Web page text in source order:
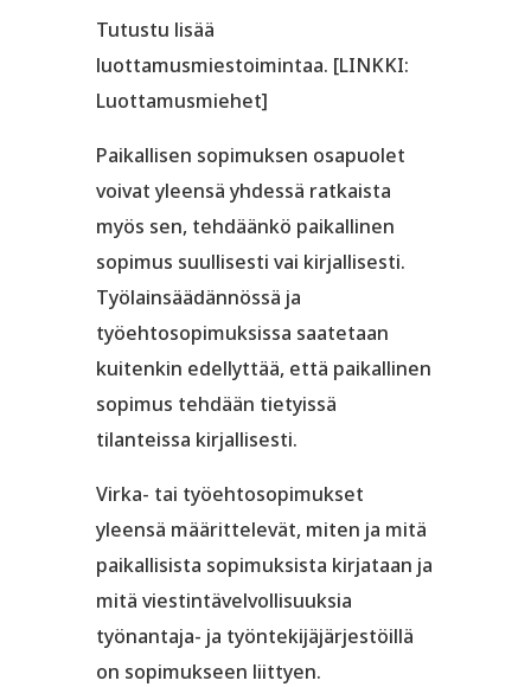
Tutustu lisää
luottamusmiestoimintaa. [LINKKI:
Luottamusmiehet]
Paikallisen sopimuksen osapuolet
voivat yleensä yhdessä ratkaista
myös sen, tehdäänkö paikallinen
sopimus suullisesti vai kirjallisesti.
Työlainsäädännössä ja
työehtosopimuksissa saatetaan
kuitenkin edellyttää, että paikallinen
sopimus tehdään tietyissä
tilanteissa kirjallisesti.
Virka- tai työehtosopimukset
yleensä määrittelevät, miten ja mitä
paikallisista sopimuksista kirjataan ja
mitä viestintävelvollisuuksia
työnantaja- ja työntekijäjärjestöillä
on sopimukseen liittyen.